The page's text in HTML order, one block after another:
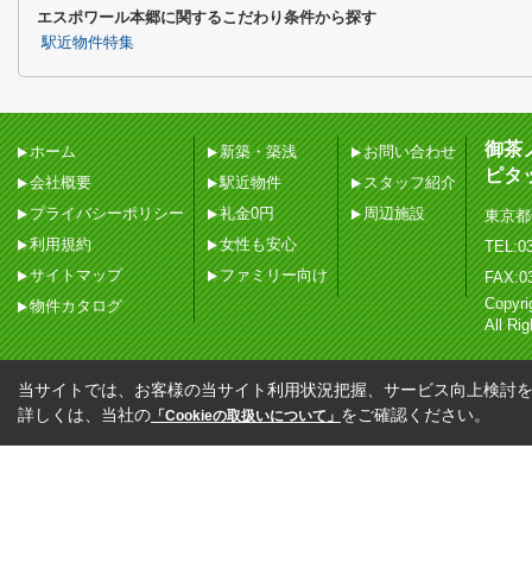
エスポワール本郷に関するこだわり条件から探す
駅近物件特集
ホーム
会社概要
プライバシーポリシー
利用規約
サイトマップ
物件カタログ
新築・築浅
駅近物件
礼金0円
女性も安心
ファミリー向け
お問い合わせ
スタッフ紹介
周辺施設
御茶
ピタ
東京
All
当サイトでは、お客様の当サイト利用状況把握、サービス向上検討
詳しくは、当社の 「Cookieの取扱いについて」 をご確認ください。